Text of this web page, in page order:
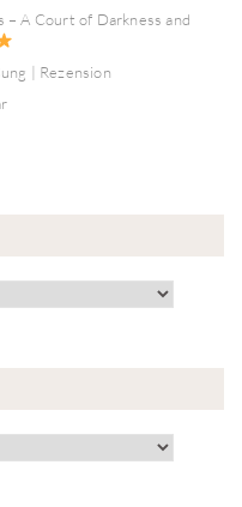
– A Court of Darkness and
| Rezension